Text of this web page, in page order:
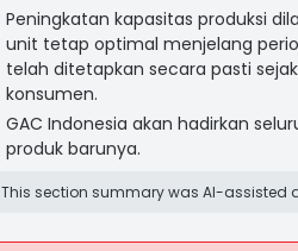
Peningkatan kapasitas produksi
unit tetap optimal menjelang
telah ditetapkan secara pasti
konsumen.
GAC Indonesia akan hadirkan
produk barunya.
This section summary was AI-assisted